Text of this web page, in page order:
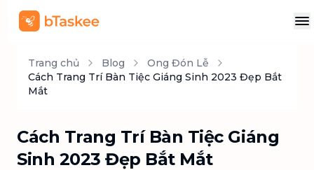
Trang chủ Blog
Ong Đón Lễ
Cách Trang Trí Bàn Tiệc Giáng Sinh 2023 Đẹp Bắt
Mắt
Cách Trang Trí Bàn Tiệc Giáng
Sinh 2023 Đẹp Bắt Mắt